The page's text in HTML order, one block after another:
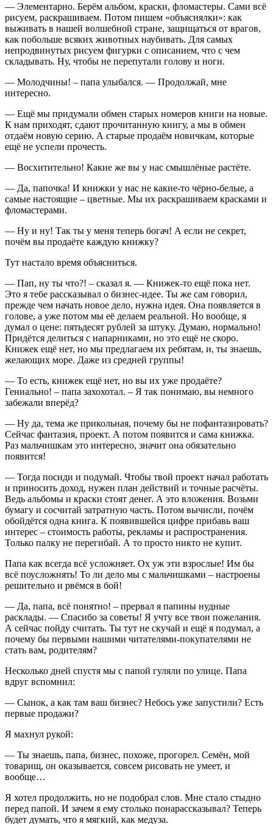
— Элементарно. Берём альбом, краски, фломастеры. Сами всё
рисуем, раскрашиваем. Потом пишем «объяснялки»: как
выживать в нашей волшебной стране, защищаться от врагов,
как побольше всяких животных наубивать. Для самых
непродвинутых рисуем фигурки с описанием, что с чем
складывать. Ну, чтобы не перепутали голову и ноги.
— Молодчины! – папа улыбался. — Продолжай, мне
интересно.
— Ещё мы придумали обмен старых номеров книги на новые.
К нам приходят, сдают прочитанную книгу, а мы в обмен
отдаём новую серию. А старые продаём новичкам, которые
ещё не успели прочесть.
— Восхитительно! Какие же вы у нас смышлёные растёте.
— Да, папочка! И книжки у нас не какие-то чёрно-белые, а
самые настоящие – цветные. Мы их раскрашиваем красками и
фломастерами.
— Ну и ну! Так ты у меня теперь богач! А если не секрет,
почём вы продаёте каждую книжку?
Тут настало время объясниться.
— Пап, ну ты что?! – сказал я. — Книжек-то ещё пока нет.
Это я тебе рассказывал о бизнес-идее. Ты же сам говорил,
прежде чем начать новое дело, нужна идея. Она появляется в
голове, а уже потом мы её делаем реальной. Но вообще, я
думал о цене: пятьдесят рублей за штуку. Думаю, нормально!
Придётся делиться с напарниками, но это ещё не скоро.
Книжек ещё нет, но мы предлагаем их ребятам, и, ты знаешь,
желающих море. Даже из средней группы!
— То есть, книжек ещё нет, но вы их уже продаёте?
Гениально! – папа захохотал. – Я так понимаю, вы немного
забежали вперёд?
— Ну да, тема же прикольная, почему бы не пофантазировать?
Сейчас фантазия, проект. А потом появится и сама книжка.
Раз мальчишкам это интересно, значит она обязательно
появится!
— Тогда посиди и подумай. Чтобы твой проект начал работать
и приносить доход, нужен план действий и точные расчёты.
Ведь альбомы и краски стоят денег. А это вложения. Возьми
бумагу и сосчитай затратную часть. Потом вычисли, почём
обойдётся одна книга. К появившейся цифре прибавь ваш
интерес – стоимость работы, рекламы и распространения.
Только палку не перегибай. А то просто никто не купит.
Папа как всегда всё усложняет. Ох уж эти взрослые! Им бы
всё поусложнять! То ли дело мы с мальчишками – настроены
решительно и рвёмся в бой!
— Да, папа, всё понятно! – прервал я папины нудные
расклады. — Спасибо за советы! Я учту все твои пожелания.
А сейчас пойду считать. Ты тут не скучай и ещё я подумал, а
почему бы первыми нашими читателями-покупателями не
стать вам, родителям?
Несколько дней спустя мы с папой гуляли по улице. Папа
вдруг вспомнил:
— Сынок, а как там ваш бизнес? Небось уже запустили? Есть
первые продажи?
Я махнул рукой:
— Ты знаешь, папа, бизнес, похоже, прогорел. Семён, мой
товарищ, он оказывается, совсем рисовать не умеет, и
вообще…
Я хотел продолжить, но не подобрал слов. Мне стало стыдно
перед папой. И зачем я ему столько понарассказывал? Теперь
будет думать, что я мягкий, как медуза.